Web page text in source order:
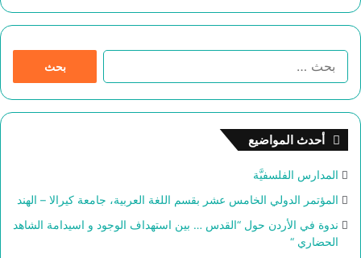
أحدث المواضيع
المدارس الفلسفيَّة
المؤتمر الدولي الخامس عشر بقسم اللغة العربية، جامعة كيرالا – الهند
ندوة في الأردن حول “القدس … بين استهداف الوجود و اسيدامة الشاهد
الحضاري “